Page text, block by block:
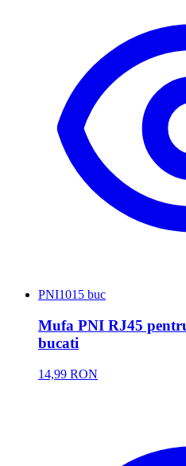
PNI1015 buc
Mufa PNI RJ45
bucati
14,99 RON